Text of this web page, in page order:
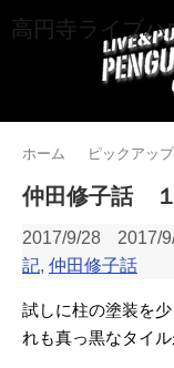
高円寺ライブ
ホーム ピックアップ
仲田修子話
2017/9/28 2017/
記, 仲田修子話
試しに柱の塗装を
れも真っ黒なタイ